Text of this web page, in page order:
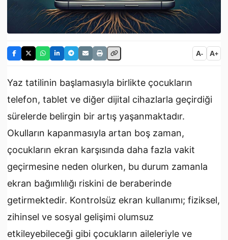
A- A+
Yaz tatilinin başlamasıyla birlikte çocukların
telefon, tablet ve diğer dijital cihazlarla geçirdiği
sürelerde belirgin bir artış yaşanmaktadır.
Okulların kapanmasıyla artan boş zaman,
çocukların ekran karşısında daha fazla vakit
geçirmesine neden olurken, bu durum zamanla
ekran bağımlılığı riskini de beraberinde
getirmektedir. Kontrolsüz ekran kullanımı; fiziksel,
zihinsel ve sosyal gelişimi olumsuz
etkileyebileceği gibi çocukların aileleriyle ve